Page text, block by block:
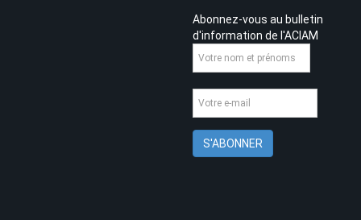
Abonnez-vous au bulletin
d'information de l'ACIAM